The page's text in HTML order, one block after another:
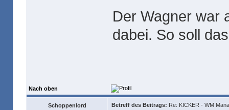
Der Wagner war
dabei. So soll
Nach oben
Schoppenlord Betreff des Beitrags: Re: KICKER - WM